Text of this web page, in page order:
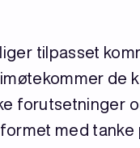
tilpasset
de
forutsetninger
med